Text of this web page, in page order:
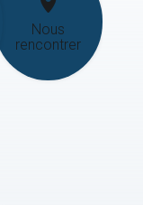
Nous
rencontrer